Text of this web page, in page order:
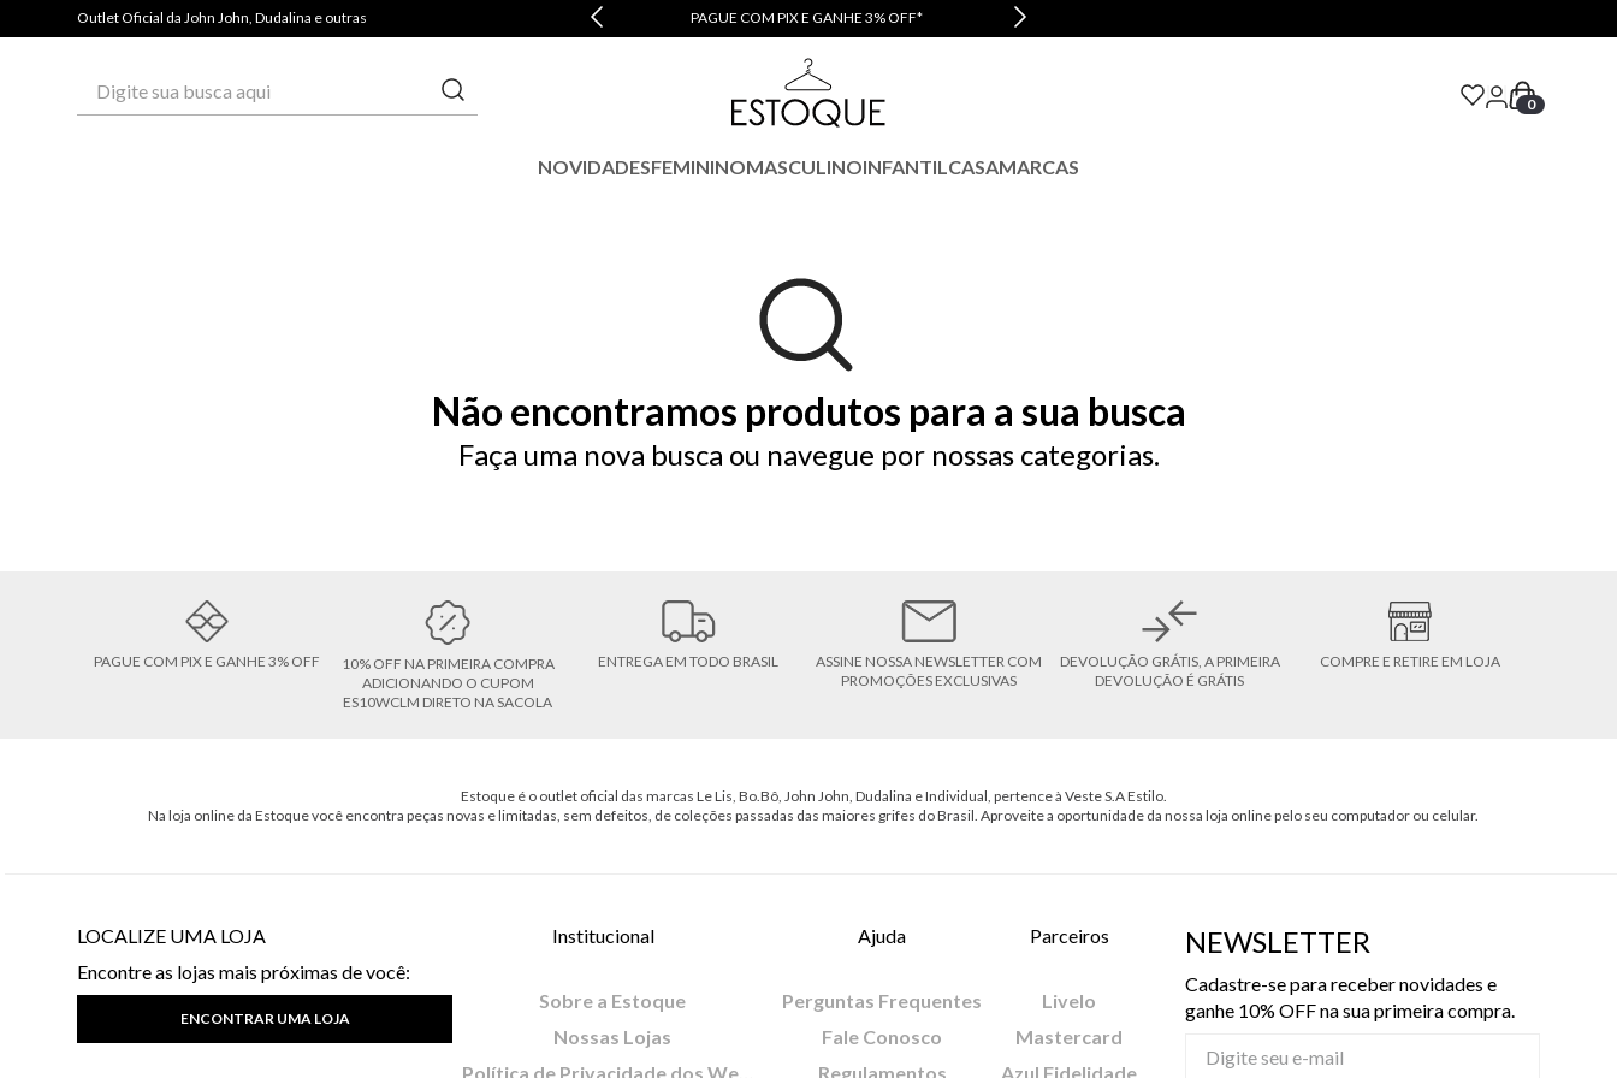
Outlet Oficial da John John, Dudalina e outras PAGUE COM PIX E GANHE 3% OFF*
0
NOVIDADESFEMININOMASCULINOINFANTILCASAMARCAS
Não encontramos produtos para a sua busca
Faça uma nova busca ou navegue por nossas categorias.
PAGUE COM PIX E GANHE 3% OFF
10% OFF NA PRIMEIRA COMPRA
ADICIONANDO O CUPOM
ES10WCLM DIRETO NA SACOLA
ENTREGA EM TODO BRASIL
ASSINE NOSSA NEWSLETTER COM
PROMOÇÕES EXCLUSIVAS
DEVOLUÇÃO GRÁTIS, A PRIMEIRA
DEVOLUÇÃO É GRÁTIS
COMPRE E RETIRE EM LOJA
Estoque é o outlet oficial das marcas Le Lis, Bo.Bô, John John, Dudalina e Individual, pertence à Veste S.A Estilo.
Na loja online da Estoque você encontra peças novas e limitadas, sem defeitos, de coleções passadas das maiores grifes do Brasil. Aproveite a oportunidade da nossa loja online pelo seu computador ou celular.
LOCALIZE UMA LOJA
Encontre as lojas mais próximas de você:
ENCONTRAR UMA LOJA
Institucional
Sobre a Estoque
Nossas Lojas
Ajuda
Perguntas Frequentes
Fale Conosco
Regulamentos
Parceiros
Livelo
Mastercard
Azul Fidelidade
NEWSLETTER
Cadastre-se para receber novidades e
ganhe 10% OFF na sua primeira compra.